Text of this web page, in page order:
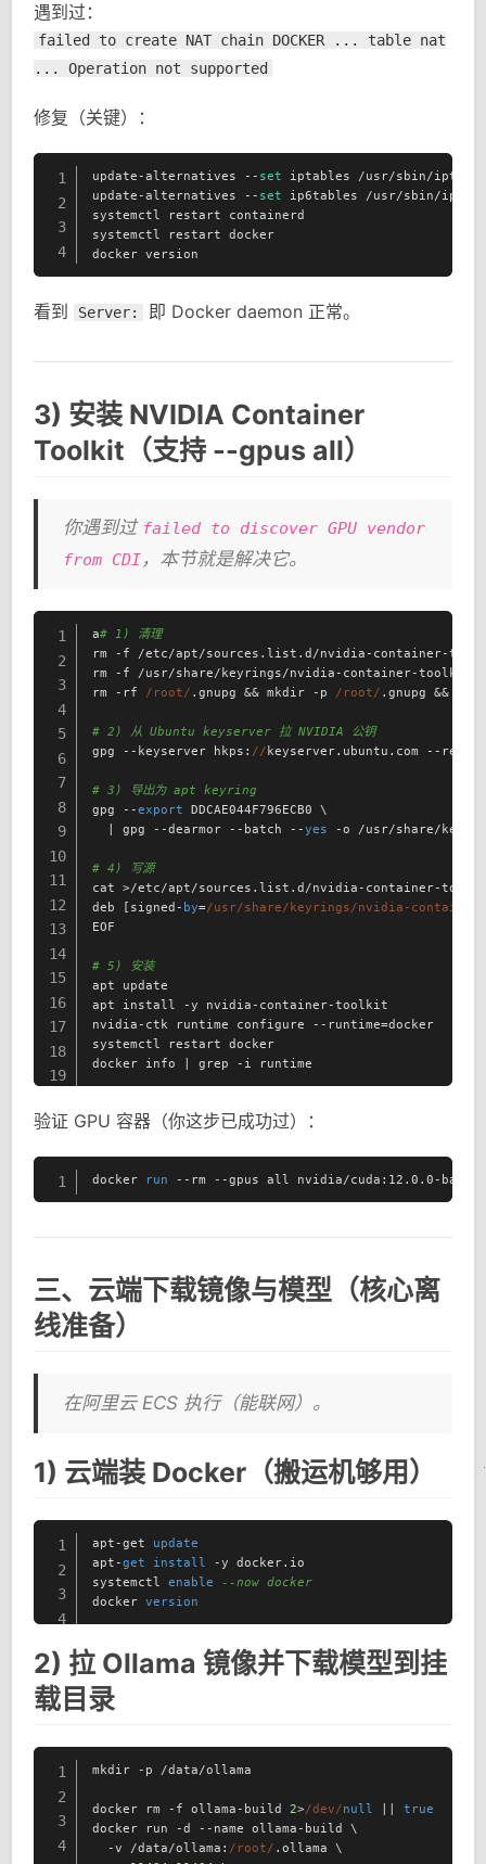
遇到过：
failed to create NAT chain DOCKER ... table nat
... Operation not supported
修复（关键）：
1
2
3
4
update-alternatives -- set iptables /usr/sbin/
update-alternatives -- set ip6tables /usr/sbin/
systemctl restart containerd
systemctl restart docker
docker version
看到 Server: 即 Docker daemon 正常。
3) 安装 NVIDIA Container
Toolkit（支持 --gpus all）
你遇到过 failed to discover GPU vendor
from CDI，本节就是解决它。
1
2
3
4
5
6
7
8
9
10
11
12
13
14
15
16
17
18
19
a# 1) 清理
rm -f /etc/apt/sources.list.d/nvidia-container-
rm -f /usr/share/keyrings/nvidia-container-toolkit-
rm -rf /root/ .gnupg && mkdir -p /root/ .gnupg &&
# 2) 从 Ubuntu keyserver 拉 NVIDIA 公钥
gpg --keyserver hkps: // keyserver.ubuntu.com --recv-
# 3) 导出为 apt keyring
gpg --export DDCAE044F796ECB0 \
  | gpg --dearmor --batch --
yes -o /usr/share/
# 4) 写源
cat >/etc/apt/sources.list.d/nvidia-container-
deb [signed- by=/usr/share/keyrings/nvidia-
EOF
# 5) 安装
apt update
apt install -y nvidia-container-toolkit
nvidia-ctk runtime configure --runtime=docker
systemctl restart docker
docker info | grep -i runtime
验证 GPU 容器（你这步已成功过）：
1 docker run --rm --gpus all nvidia/cuda:12.0.0-base-
三、云端下载镜像与模型（核心离
线准备）
在阿里云 ECS 执行（能联网）。
1) 云端装 Docker（搬运机够用）
1
2
3
4
apt-get update
apt-get install -y docker.io
systemctl enable
--now docker
docker version
2) 拉 Ollama 镜像并下载模型到挂
载目录
1
2
3
4
mkdir -p /data/ollama
docker rm -f ollama-build 2>/dev/null
true
docker run -d --name ollama-build \
  -v /data/ollama:
/root/ .ollama \